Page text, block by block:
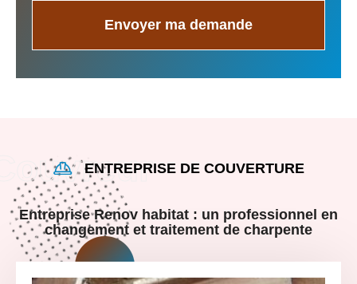
ENTREPRISE DE COUVERTURE
Entreprise Renov habitat : un professionnel en
changement et traitement de charpente